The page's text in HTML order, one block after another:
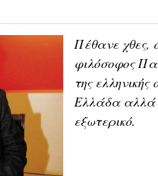
Πέθανε χθες,
φιλόσοφος
της
Ελλάδα αλλά
εξωτερικό.